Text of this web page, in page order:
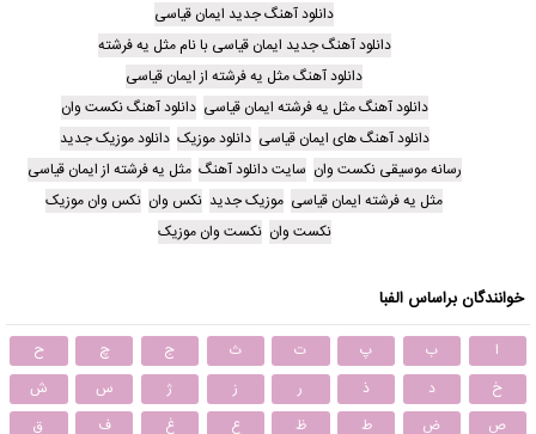
دانلود آهنگ جدید ایمان قیاسی
دانلود آهنگ جدید ایمان قیاسی با نام مثل یه فرشته
دانلود آهنگ مثل یه فرشته از ایمان قیاسی
دانلود آهنگ مثل یه فرشته ایمان قیاسی دانلود آهنگ نکست وان
دانلود آهنگ های ایمان قیاسی دانلود موزیک دانلود موزیک جدید
رسانه موسیقی نکست وان سایت دانلود آهنگ مثل یه فرشته از ایمان قیاسی
مثل یه فرشته ایمان قیاسی موزیک جدید نکس وان نکس وان موزیک
نکست وان نکست وان موزیک
خوانندگان براساس الفبا
ا ب پ ت ث ج چ
ح
خ
د ذ ر ز ژ س
ش
ص
ض ط ظ ع غ ف
ق